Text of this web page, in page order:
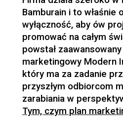
Bamburain i to właśnie
wyłączność, aby ów
promować na całym
powstał
marketingowy Modern
który ma za zadanie
przyszłym odbiorcom
zarabiania w
Tym, czym plan